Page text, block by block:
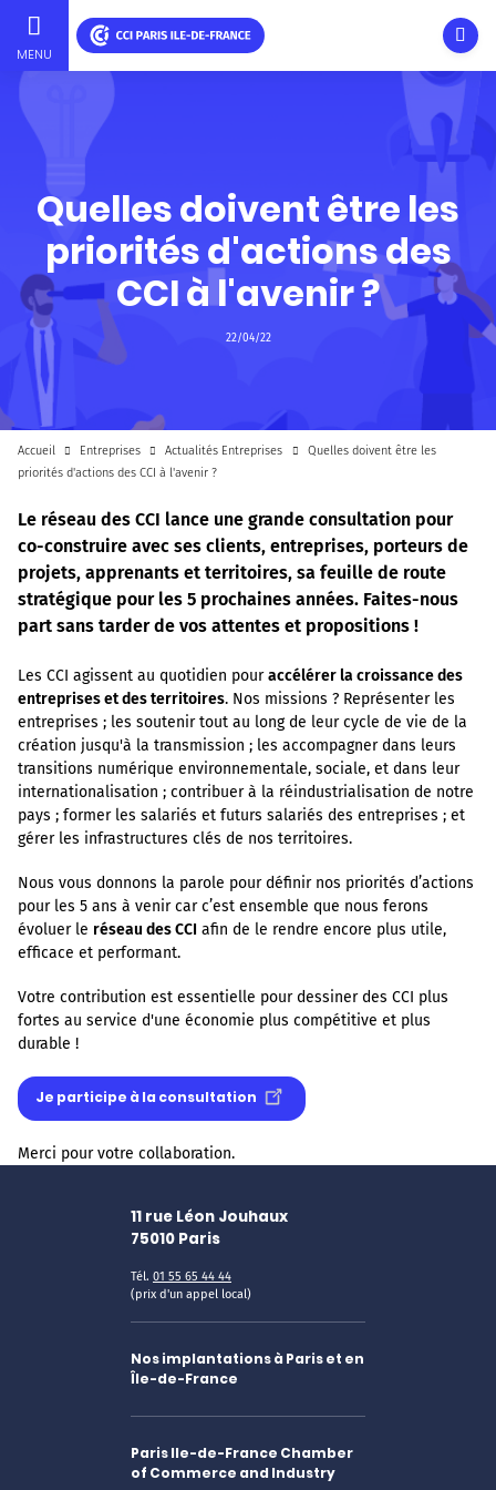
Aller
contenu
principal
MENU
Quelles doivent être les
priorités d'actions des
CCI à l'avenir ?
22/04/22
Accueil Entreprises Actualités Entreprises
Quelles doivent être les
priorités d'actions des CCI à l'avenir ?
Le réseau des CCI lance une grande consultation pour
co-construire avec ses clients, entreprises, porteurs de
projets, apprenants et territoires, sa feuille de route
stratégique pour les 5 prochaines années. Faites-nous
part sans tarder de vos attentes et propositions !
Les CCI agissent au quotidien pouraccélérer la croissance des
entreprises et des territoires. Nos missions ? Représenter les
entreprises ; les soutenir tout au long de leur cycle de vie de la
création jusqu'à la transmission ; les accompagner dans leurs
transitions numérique environnementale, sociale, et dans leur
internationalisation ; contribuer à la réindustrialisation de notre
pays ; former les salariés et futurs salariés des entreprises ; et
gérer les infrastructures clés de nos territoires.
Nous vous donnons la parole pour définir nos priorités d’actions
pour les 5 ans à venir car c’est ensemble que nous ferons
évoluer le réseau des CCI afin de le rendre encore plus utile,
efficace et performant.
Votre contribution est essentielle pour dessiner des CCI plus
fortes au service d'une économie plus compétitive et plus
durable !
Je participe à la consultation
Merci pour votre collaboration.
11 rue Léon Jouhaux
75010 Paris
Tél. 01 55 65 44 44
(prix d'un appel local)
Nos implantations à Paris et en
Île-de-France
Paris Ile-de-France Chamber
of Commerce and Industry